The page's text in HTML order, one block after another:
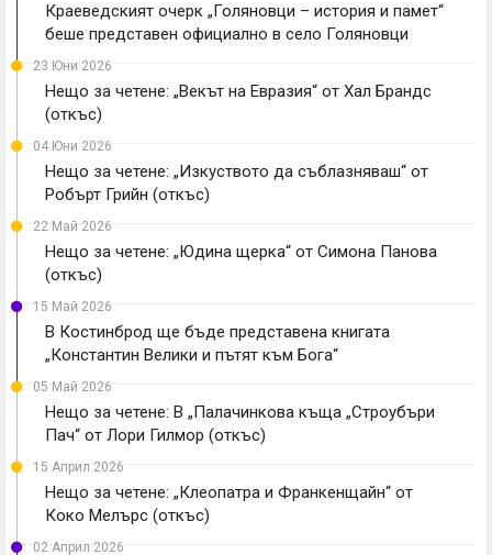
Краеведският очерк „Голяновци – история и памет“
беше представен официално в село Голяновци
23 Юни 2026
Нещо за четене: „Векът на Евразия“ от Хал Брандс
(откъс)
04 Юни 2026
Нещо за четене: „Изкуството да съблазняваш“ от
Робърт Грийн (откъс)
22 Май 2026
Нещо за четене: „Юдина щерка“ от Симона Панова
(откъс)
15 Май 2026
В Костинброд ще бъде представена книгата
„Константин Велики и пътят към Бога“
05 Май 2026
Нещо за четене: В „Палачинкова къща „Строубъри
Пач“ от Лори Гилмор (откъс)
15 Април 2026
Нещо за четене: „Клеопатра и Франкенщайн“ от
Коко Мелърс (откъс)
02 Април 2026